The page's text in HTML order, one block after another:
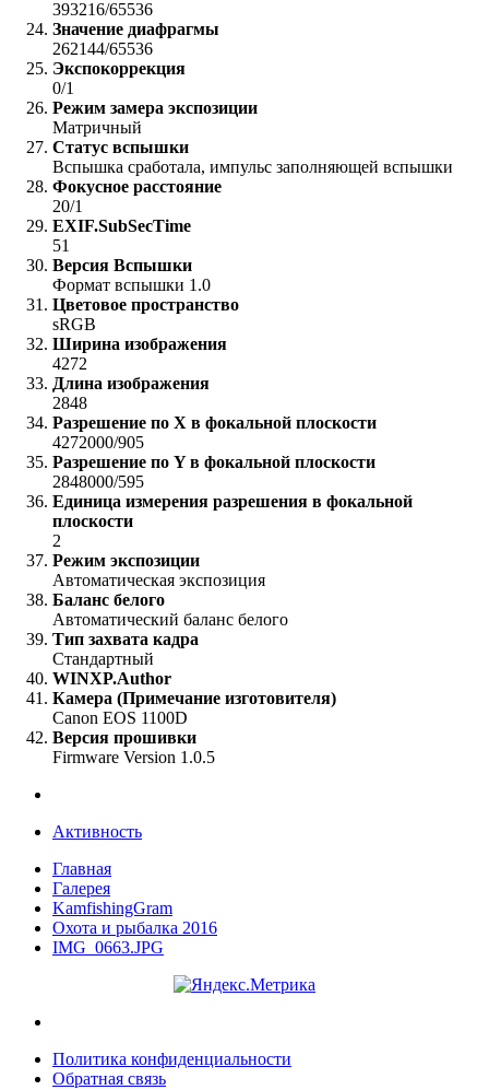
393216/65536
Значение диафрагмы
262144/65536
Экспокоррекция
0/1
Режим замера экспозиции
Матричный
Статус вспышки
Вспышка сработала, импульс заполняющей вспышки
Фокусное расстояние
20/1
EXIF.SubSecTime
51
Версия Вспышки
Формат вспышки 1.0
Цветовое пространство
sRGB
Ширина изображения
4272
Длина изображения
2848
Разрешение по X в фокальной плоскости
4272000/905
Разрешение по Y в фокальной плоскости
2848000/595
Единица измерения разрешения в фокальной
плоскости
2
Режим экспозиции
Автоматическая экспозиция
Баланс белого
Автоматический баланс белого
Тип захвата кадра
Стандартный
WINXP.Author
Камера (Примечание изготовителя)
Canon EOS 1100D
Версия прошивки
Firmware Version 1.0.5
Активность
Главная
Галерея
KamfishingGram
Охота и рыбалка 2016
IMG_0663.JPG
Политика конфиденциальности
Обратная связь